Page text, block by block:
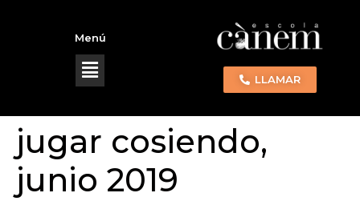
Menú
LLAMAR
jugar cosiendo,
junio 2019